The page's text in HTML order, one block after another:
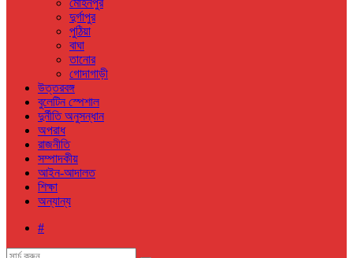
মোহনপুর
দুর্গাপুর
পুঠিয়া
বাঘা
তানোর
গোদাগাড়ী
উত্তরবঙ্গ
বুলেটিন স্পেশাল
দুর্নীতি অনুসন্ধান
অপরাধ
রাজনীতি
সম্পাদকীয়
আইন-আদালত
শিক্ষা
অন্যান্য
#